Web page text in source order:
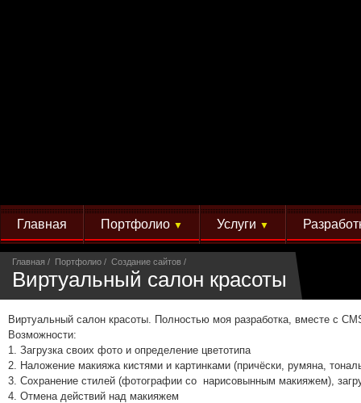
Главная Портфолио ▼ Услуги ▼
Главная Портфолио Создание сайтов
Виртуальный салон красоты
Виртуальный салон красоты. Полностью моя разработка, вместе с
Возможности:
1. Загрузка своих фото и определение цветотипа
2. Наложение макияжа кистями и картинками (причёски, румяна,
3. Сохранение стилей (фотографии со нарисовынным макияжем),
4. Отмена действий над макияжем